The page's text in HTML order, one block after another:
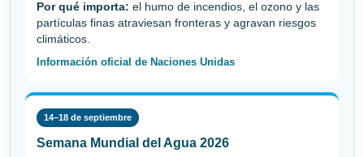
Por qué importa: el humo de incendios, el ozono y las
partículas finas atraviesan fronteras y agravan riesgos
climáticos.
Información oficial de Naciones Unidas
14–18 de septiembre
Semana Mundial del Agua 2026